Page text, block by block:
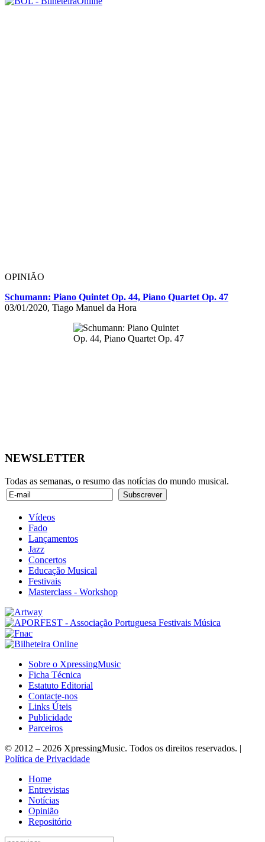
OPINIÃO
Schumann: Piano Quintet Op. 44, Piano Quartet Op. 47
03/01/2020, Tiago Manuel da Hora
NEWSLETTER
Todas as semanas, o resumo das notícias do mundo musical.
Vídeos
Fado
Lançamentos
Jazz
Concertos
Educação Musical
Festivais
Masterclass - Workshop
Sobre o XpressingMusic
Ficha Técnica
Estatuto Editorial
Contacte-nos
Links Úteis
Publicidade
Parceiros
© 2012 – 2026 XpressingMusic. Todos os direitos reservados. |
Política de Privacidade
Home
Entrevistas
Notícias
Opinião
Repositório